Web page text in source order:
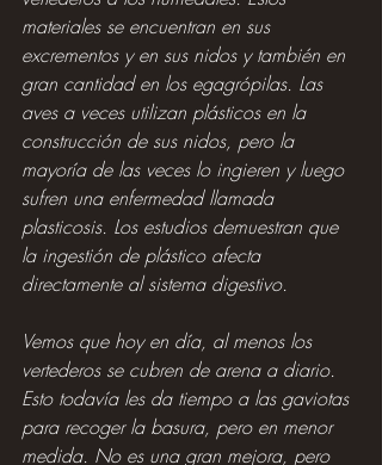
materiales se encuentran en sus
excrementos y en sus nidos y también en
gran cantidad en los egagrópilas. Las
aves a veces utilizan plásticos en la
construcción de sus nidos, pero la
mayoría de las veces lo ingieren y luego
sufren una enfermedad llamada
plasticosis. Los estudios demuestran que
la ingestión de plástico afecta
directamente al sistema digestivo.
Vemos que hoy en día, al menos los
vertederos se cubren de arena a diario.
Esto todavía les da tiempo a las gaviotas
para recoger la basura, pero en menor
medida. No es una gran mejora, pero